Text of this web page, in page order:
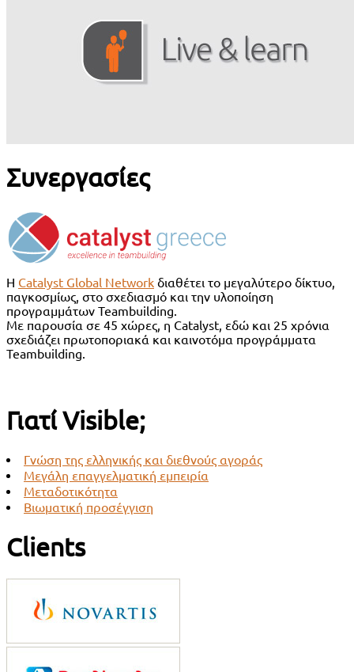
Συνεργασίες
Η Catalyst Global Network διαθέτει το μεγαλύτερο δίκτυο,
παγκοσμίως, στο σχεδιασμό και την υλοποίηση
προγραμμάτων Teambuilding.
Με παρουσία σε 45 χώρες, η Catalyst, εδώ και 25 χρόνια
σχεδιάζει πρωτοποριακά και καινοτόμα προγράμματα
Teambuilding.
Γιατί Visible;
Γνώση της ελληνικής και διεθνούς αγοράς
Μεγάλη επαγγελματική εμπειρία
Μεταδοτικότητα
Βιωματική προσέγγιση
Clients